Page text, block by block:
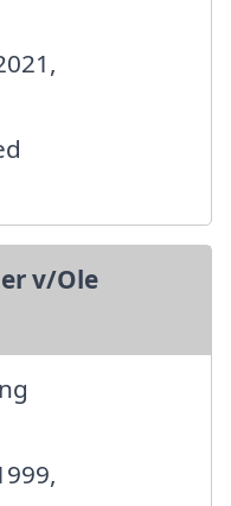
v/Ole